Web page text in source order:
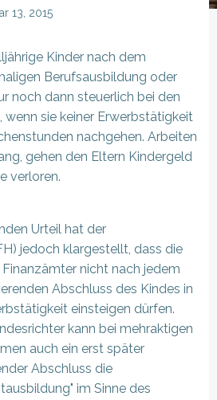
13, 2015
Kinder nach dem
Berufsausbildung oder
noch dann steuerlich bei den
wenn sie keiner Erwerbstätigkeit
nachgehen. Arbeiten
gehen den Eltern Kindergeld
verloren.
Urteil hat der
jedoch klargestellt, dass die
nicht nach jedem
Abschluss des Kindes in
einsteigen dürfen.
kann bei mehraktigen
auch ein erst später
Abschluss die
im Sinne des